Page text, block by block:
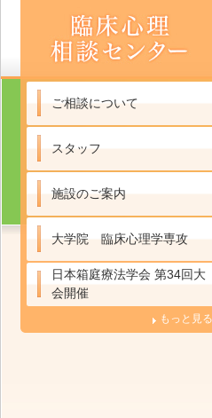
ご相談について
スタッフ
施設のご案内
大学院 臨床心理学専攻
日本箱庭療法学会 第34回大
会開催
もっと見る